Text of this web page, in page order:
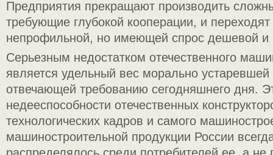
Предприятия прекращают производить
требующие глубокой кооперации, и переходят
непрофильной, но имеющей спрос дешевой и
Серьезным недостатком отечественного
является удельный вес морально устаревшей
отвечающей требованию сегодняшнего дня.
недееспособности отечественных
технологических кадров и самого
машиностроительной продукции России